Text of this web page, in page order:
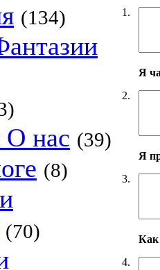
(134)
нас (39)
(8)
(70)
1.
2.
Я
3.
Я
4.
Как